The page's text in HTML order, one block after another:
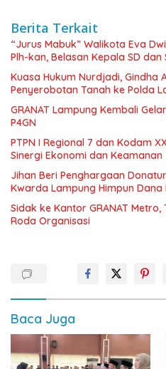
Berita Terkait
“Jurus Mabuk” Walikota Eva
Plh-kan, Belasan Kepala SD
Kuasa Hukum Nurdjadi, Gindha
Penyerobotan Tanah ke Polda
GRANAT Lampung Kembali
P4GN
PTPN I Regional 7 dan Kodam
Sinergi Ekonomi dan Keamanan
Jihan Beri Penghargaan
Kwarda Lampung Himpun Dana
‎Sidak ke Kantor GRANAT
Roda Organisasi
Baca Juga